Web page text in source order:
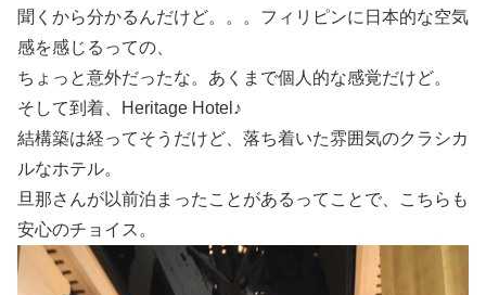
聞くから分かるんだけど。。。フィリピンに日本的な空気
感を感じるっての、
ちょっと意外だったな。あくまで個人的な感覚だけど。
そして到着、Heritage Hotel♪
結構築は経ってそうだけど、落ち着いた雰囲気のクラシカ
ルなホテル。
旦那さんが以前泊まったことがあるってことで、こちらも
安心のチョイス。